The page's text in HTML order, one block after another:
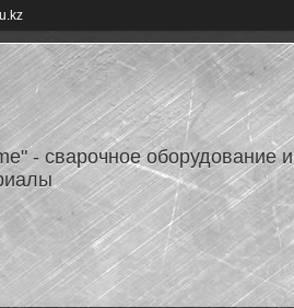
- сварочное оборудование и